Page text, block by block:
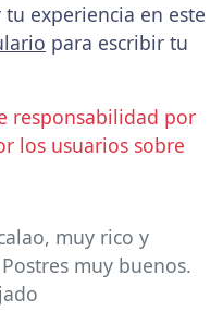
experiencia en este
para escribir tu
responsabilidad por
los usuarios sobre
muy rico y
muy buenos.